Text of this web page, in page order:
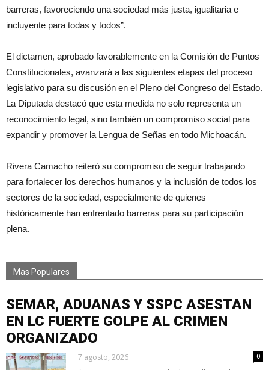
barreras, favoreciendo una sociedad más justa, igualitaria e
incluyente para todas y todos”.
El dictamen, aprobado favorablemente en la Comisión de Puntos
Constitucionales, avanzará a las siguientes etapas del proceso
legislativo para su discusión en el Pleno del Congreso del Estado.
La Diputada destacó que esta medida no solo representa un
reconocimiento legal, sino también un compromiso social para
expandir y promover la Lengua de Señas en todo Michoacán.
Rivera Camacho reiteró su compromiso de seguir trabajando
para fortalecer los derechos humanos y la inclusión de todos los
sectores de la sociedad, especialmente de quienes
históricamente han enfrentado barreras para su participación
plena.
Mas Populares
SEMAR, ADUANAS Y SSPC ASESTAN
EN LC FUERTE GOLPE AL CRIMEN
ORGANIZADO
7 agosto, 2026 0